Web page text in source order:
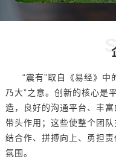
“震有”取自《易经》中
乃大”之意。创新的核心是
造，良好的沟通平台、丰
带头作用；这些使整个团
结合作、拼搏向上、勇担
氛围。